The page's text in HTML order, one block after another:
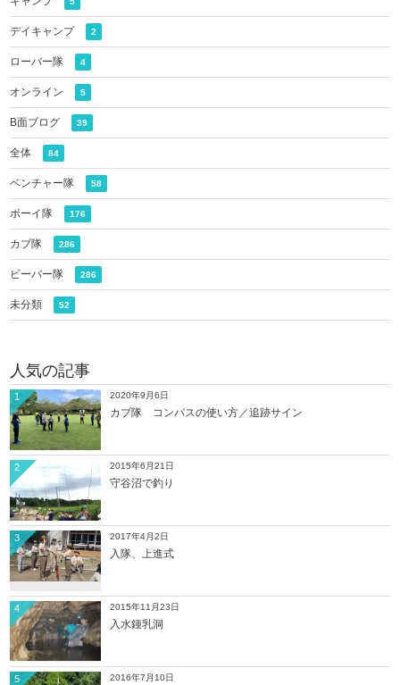
デイキャンプ 2
ローバー隊 4
オンライン 5
B面ブログ 39
全体 84
ベンチャー隊 58
ボーイ隊 176
カブ隊 286
ビーバー隊 286
未分類 52
人気の記事
2020年9月6日
カブ隊 コンパスの使い方／追跡サイン
1
2015年6月21日
守谷沼で釣り
2
2017年4月2日
入隊、上進式
3
2015年11月23日
入水鍾乳洞
4
2016年7月10日
5